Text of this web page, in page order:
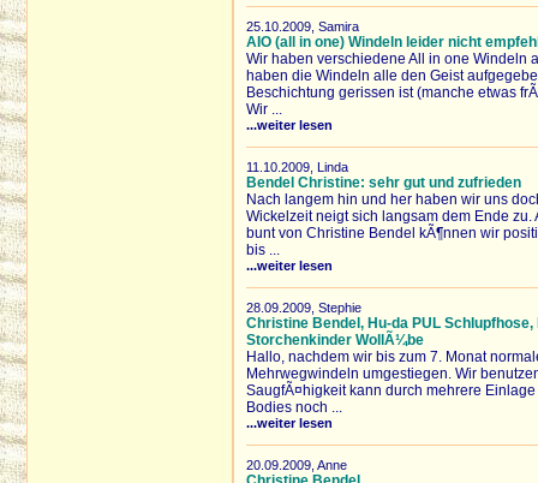
25.10.2009, Samira
AIO (all in one) Windeln leider nicht
Wir haben verschiedene All in one Windeln
haben die Windeln alle den Geist
Beschichtung gerissen ist (manche etwas
Wir ...
...weiter lesen
11.10.2009, Linda
Bendel Christine: sehr gut und zufrieden
Nach langem hin und her haben wir uns
Wickelzeit neigt sich langsam dem Ende
bunt von Christine Bendel kÃ¶nnen wir
bis ...
...weiter lesen
28.09.2009, Stephie
Christine Bendel, Hu-da PUL
Storchenkinder WollÃ¼be
Hallo, nachdem wir bis zum 7. Monat
Mehrwegwindeln umgestiegen. Wir
SaugfÃ¤higkeit kann durch mehrere
Bodies noch ...
...weiter lesen
20.09.2009, Anne